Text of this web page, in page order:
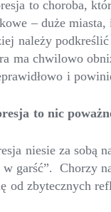
to choroba,
– duże miasta,
należy
ma chwilowo
i
to nic
niesie za sobą
w garść”. Chorzy
od zbytecznych